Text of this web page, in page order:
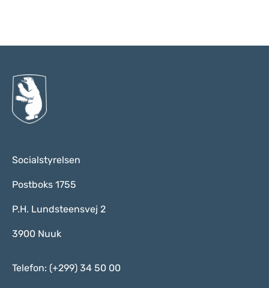
Socialstyrelsen
Postboks 1755
P.H. Lundsteensvej 2
3900 Nuuk
Telefon: (+299) 34 50 00